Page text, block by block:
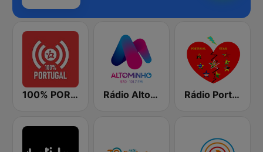
100% PORTUGAL Rádio Alto Minho Rádio Portugal Star